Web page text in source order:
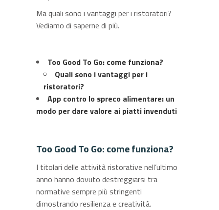
Ma quali sono i vantaggi per i ristoratori?
Vediamo di saperne di più.
Too Good To Go: come funziona?
Quali sono i vantaggi per i
ristoratori?
App contro lo spreco alimentare: un
modo per dare valore ai piatti invenduti
Too Good To Go: come funziona?
I titolari delle attività ristorative nell’ultimo
anno hanno dovuto destreggiarsi tra
normative sempre più stringenti
dimostrando resilienza e creatività.